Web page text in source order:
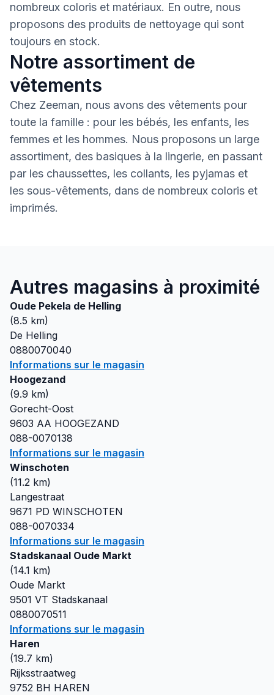
nombreux coloris et matériaux. En outre, nous
proposons des produits de nettoyage qui sont
toujours en stock.
Notre assortiment de
vêtements
Chez Zeeman, nous avons des vêtements pour
toute la famille : pour les bébés, les enfants, les
femmes et les hommes. Nous proposons un large
assortiment, des basiques à la lingerie, en passant
par les chaussettes, les collants, les pyjamas et
les sous-vêtements, dans de nombreux coloris et
imprimés.
Autres magasins à proximité
Oude Pekela de Helling
(8.5 km)
De Helling
0880070040
Informations sur le magasin
Hoogezand
(9.9 km)
Gorecht-Oost
9603 AA HOOGEZAND
088-0070138
Informations sur le magasin
Winschoten
(11.2 km)
Langestraat
9671 PD WINSCHOTEN
088-0070334
Informations sur le magasin
Stadskanaal Oude Markt
(14.1 km)
Oude Markt
9501 VT Stadskanaal
0880070511
Informations sur le magasin
Haren
(19.7 km)
Rijksstraatweg
9752 BH HAREN